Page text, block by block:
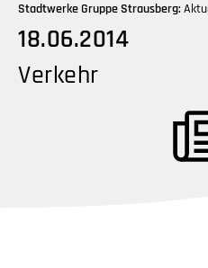
Tabulatorentaste:
Überspringen
der
Hauptnavigation
Stadtwerke Gruppe Strausberg:
18.06.2014
Verkehr